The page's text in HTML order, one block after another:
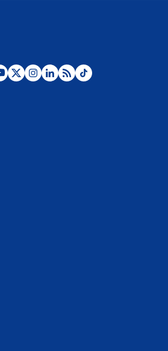
¿Por qué De la Espriella gobernará